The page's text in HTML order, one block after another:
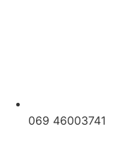
069 46003741